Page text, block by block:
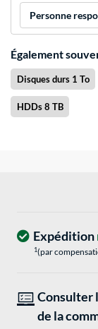
Personne
Également
Disques durs 1 To
HDDs 8 TB
Expédition
1(par
Consulter
de la